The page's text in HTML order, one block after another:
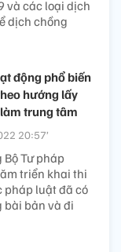
và các loại dịch
dịch chồng
động phổ biến
hướng lấy
trung tâm
20:57’
Tư pháp
triển khai thi
pháp luật đã có
bài bản và đi